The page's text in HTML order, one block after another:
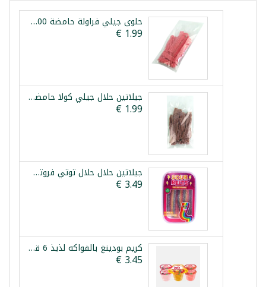
حلوى جيلي فراولة حامضة 300 غرام
جيلاتين حلال جيلي كولا حامضة 300 غ
جيلاتين حلال حلال توتي فروتي بيكيز 275غ
كريم بودينغ بالفواكه لذيذ 6 قطع